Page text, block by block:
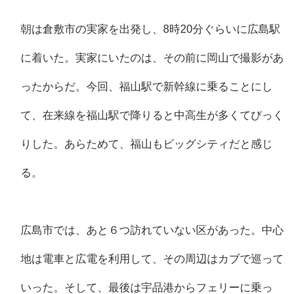
朝は倉敷市の実家を出発し、8時20分ぐらいに広島駅
に着いた。実家にいたのは、その前に岡山で撮影があ
ったからだ。今回、福山駅で新幹線に乗ることにし
て、在来線を福山駅で降りると中高生が多くてびっく
りした。あらためて、福山もビッグシティだと感じ
る。
広島市では、あと６つ訪れていない区があった。中心
地は電車と広電を利用して、その周辺はカブで巡って
いった。そして、最後は宇品港からフェリーに乗っ